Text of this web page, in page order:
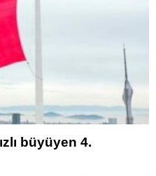
büyüyen 4.